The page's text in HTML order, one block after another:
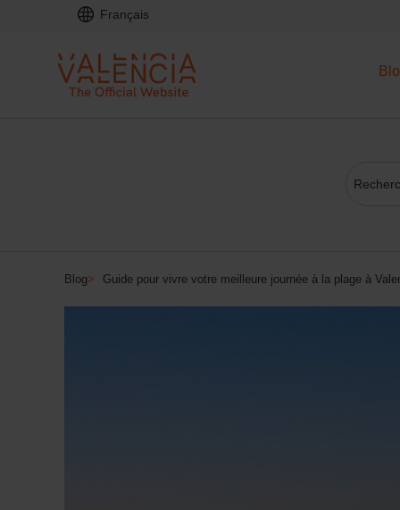
Français
Blog> Guide pour vivre votre meilleure journée à la plage à